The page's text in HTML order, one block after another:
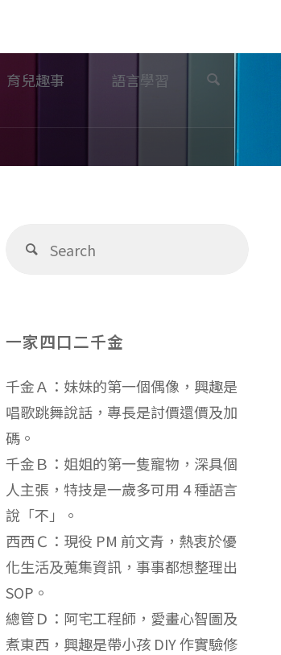
育兒趣事 語言學習 Search
Search
一家四口二千金
千金Ａ：妹妹的第一個偶像，興趣是
唱歌跳舞說話，專長是討價還價及加
碼。
千金Ｂ：姐姐的第一隻寵物，深具個
人主張，特技是一歲多可用 4 種語言
說「不」。
西西Ｃ：現役 PM 前文青，熱衷於優
化生活及蒐集資訊，事事都想整理出
SOP。
總管Ｄ：阿宅工程師，愛畫心智圖及
煮東西，興趣是帶小孩 DIY 作實驗修